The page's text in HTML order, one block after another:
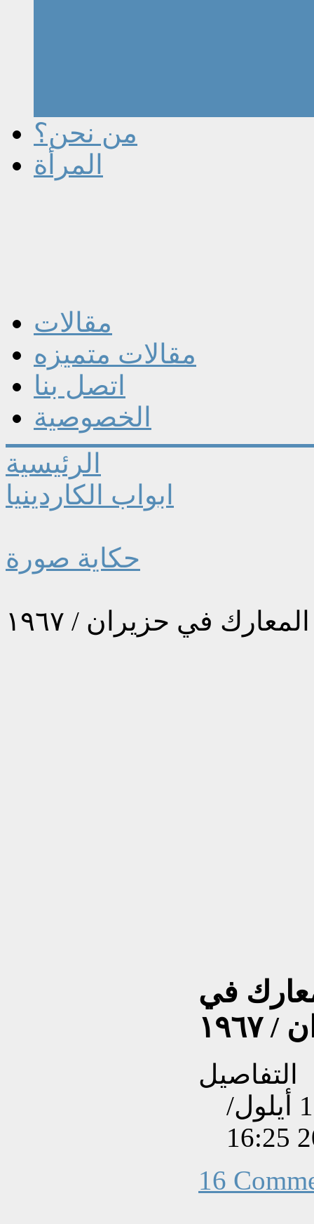
من نحن؟
المرأة
مقالات
مقالات متميزه
اتصل بنا
الخصوصية
الرئيسية
ابواب الكاردينيا
حكاية صورة
في حزيران / ١٩٦٧
في
١٩٦٧
التفاصيل
تم إنشاءه بتاريخ السبت, 17 أيلول/
16